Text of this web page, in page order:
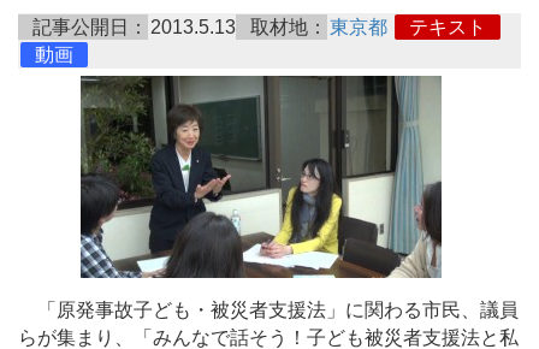
記事公開日： 2013.5.13 取材地： 東京都
テキスト
動画
「原発事故子ども・被災者支援法」に関わる市民、議員
らが集まり、「みんなで話そう！子ども被災者支援法と私